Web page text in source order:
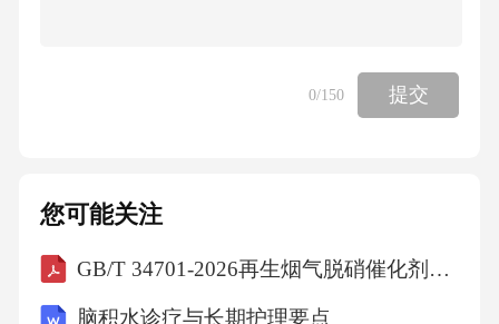
0/150 提交
您可能关注
GB/T 34701-2026再生烟气脱硝催化剂微量元素分析方法
脑积水诊疗与长期护理要点